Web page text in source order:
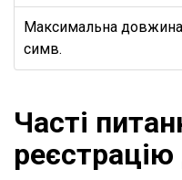
Максимальна
симв.
Часті